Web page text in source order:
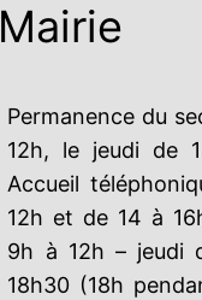
Mairie
Permanence du
12h, le jeudi de
Accueil
12h et de 14 à
9h à 12h – jeudi
18h30 (18h